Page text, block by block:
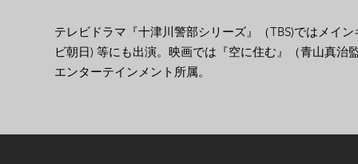
テレビドラマ『十津川警部シリーズ』（TBS)ではメイ
ビ朝日) 等にも出演。映画では『空に住む』（青山真
エンターテインメント所属。